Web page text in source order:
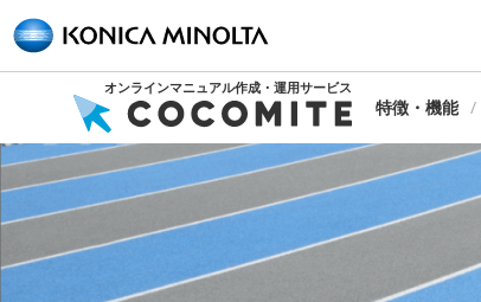
オンラインマニュアル作成・運用サービス
特徴・機能